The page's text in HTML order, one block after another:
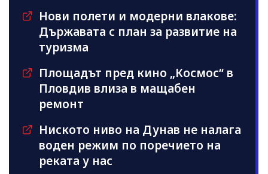
Нови полети и модерни влакове:
Държавата с план за развитие на
туризма
Площадът пред кино „Космос“ в
Пловдив влиза в мащабен
ремонт
Ниското ниво на Дунав не налага
воден режим по поречието на
реката у нас